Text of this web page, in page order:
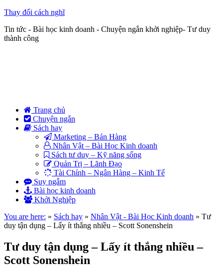
Thay đổi cách nghĩ
Tin tức - Bài học kinh doanh - Chuyện ngắn khởi nghiệp- Tư duy
thành công
Trang chủ
Chuyện ngắn
Sách hay
Marketing – Bán Hàng
Nhân Vật – Bài Học Kinh doanh
Sách tư duy – Kỹ năng sống
Quản Trị – Lãnh Đạo
Tài Chính – Ngân Hàng – Kinh Tế
Suy ngẫm
Bài học kinh doanh
Khởi Nghiệp
You are here: » Sách hay » Nhân Vật - Bài Học Kinh doanh » Tư
duy tận dụng – Lấy ít thắng nhiều – Scott Sonenshein
Tư duy tận dụng – Lấy ít thắng nhiều –
Scott Sonenshein